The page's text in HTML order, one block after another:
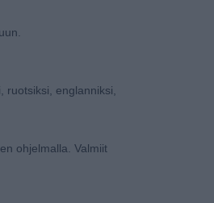
ruotsiksi, englanniksi,
ohjelmalla. Valmiit